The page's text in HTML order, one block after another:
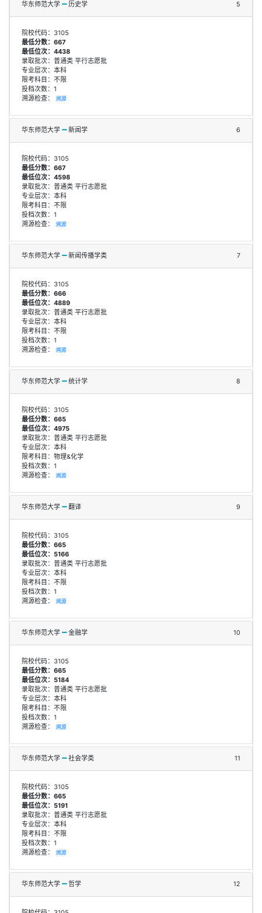
华东师范大学 历史学 5
院校代码：3105
最低分数：667
最低位次：4438
录取批次：普通类 平行志愿批
专业层次：本科
限考科目：不限
投档次数：1
溯源检查： 溯源
华东师范大学 新闻学 6
院校代码：3105
最低分数：667
最低位次：4598
录取批次：普通类 平行志愿批
专业层次：本科
限考科目：不限
投档次数：1
溯源检查： 溯源
华东师范大学 新闻传播学类 7
院校代码：3105
最低分数：666
最低位次：4889
录取批次：普通类 平行志愿批
专业层次：本科
限考科目：不限
投档次数：1
溯源检查： 溯源
华东师范大学 统计学 8
院校代码：3105
最低分数：665
最低位次：4975
录取批次：普通类 平行志愿批
专业层次：本科
限考科目：物理&化学
投档次数：1
溯源检查： 溯源
华东师范大学 翻译 9
院校代码：3105
最低分数：665
最低位次：5166
录取批次：普通类 平行志愿批
专业层次：本科
限考科目：不限
投档次数：1
溯源检查： 溯源
华东师范大学 金融学 10
院校代码：3105
最低分数：665
最低位次：5184
录取批次：普通类 平行志愿批
专业层次：本科
限考科目：不限
投档次数：1
溯源检查： 溯源
华东师范大学 社会学类 11
院校代码：3105
最低分数：665
最低位次：5191
录取批次：普通类 平行志愿批
专业层次：本科
限考科目：不限
投档次数：1
溯源检查： 溯源
华东师范大学 哲学 12